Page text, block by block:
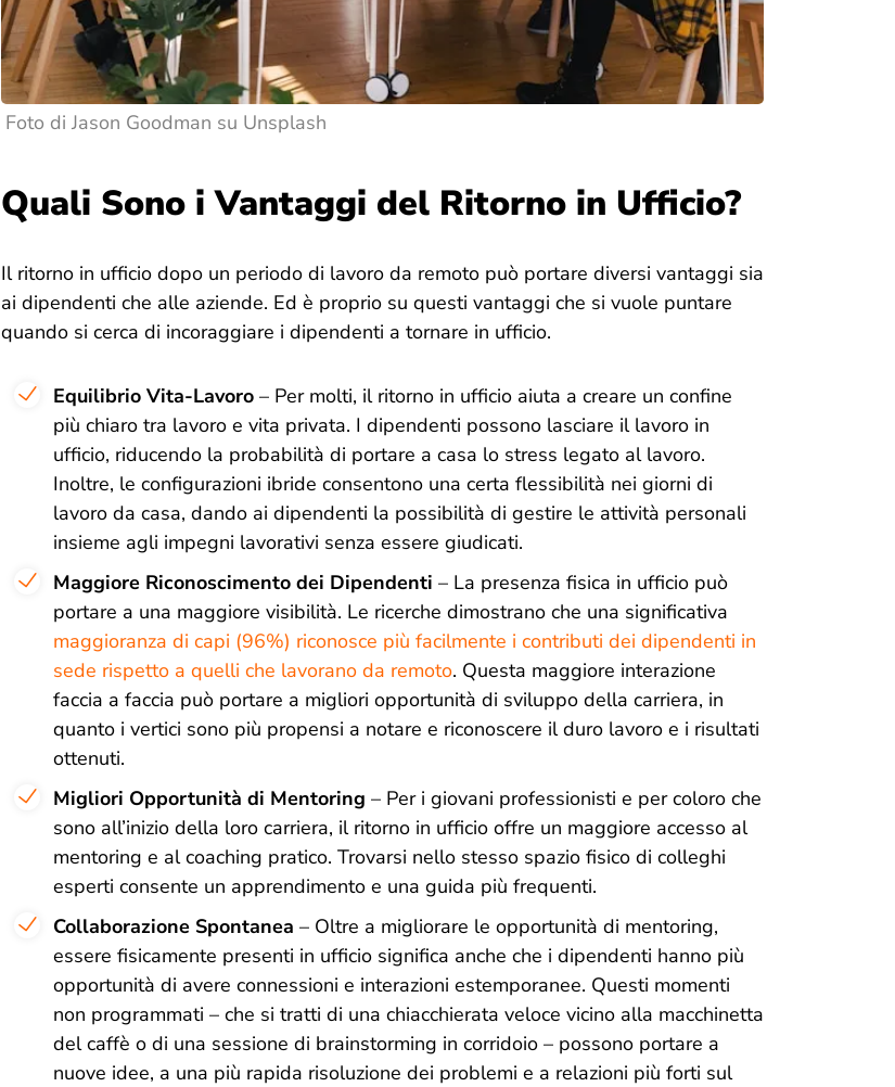
Foto di Jason Goodman su Unsplash
Quali Sono i Vantaggi del Ritorno in Ufficio?
Il ritorno in ufficio dopo un periodo di lavoro da remoto può portare diversi vantaggi sia
ai dipendenti che alle aziende. Ed è proprio su questi vantaggi che si vuole puntare
quando si cerca di incoraggiare i dipendenti a tornare in ufficio.
Equilibrio Vita-Lavoro – Per molti, il ritorno in ufficio aiuta a creare un confine
più chiaro tra lavoro e vita privata. I dipendenti possono lasciare il lavoro in
ufficio, riducendo la probabilità di portare a casa lo stress legato al lavoro.
Inoltre, le configurazioni ibride consentono una certa flessibilità nei giorni di
lavoro da casa, dando ai dipendenti la possibilità di gestire le attività personali
insieme agli impegni lavorativi senza essere giudicati.
Maggiore Riconoscimento dei Dipendenti – La presenza fisica in ufficio può
portare a una maggiore visibilità. Le ricerche dimostrano che una significativa
maggioranza di capi (96%) riconosce più facilmente i contributi dei dipendenti in
sede rispetto a quelli che lavorano da remoto. Questa maggiore interazione
faccia a faccia può portare a migliori opportunità di sviluppo della carriera, in
quanto i vertici sono più propensi a notare e riconoscere il duro lavoro e i risultati
ottenuti.
Migliori Opportunità di Mentoring – Per i giovani professionisti e per coloro che
sono all’inizio della loro carriera, il ritorno in ufficio offre un maggiore accesso al
mentoring e al coaching pratico. Trovarsi nello stesso spazio fisico di colleghi
esperti consente un apprendimento e una guida più frequenti.
Collaborazione Spontanea – Oltre a migliorare le opportunità di mentoring,
essere fisicamente presenti in ufficio significa anche che i dipendenti hanno più
opportunità di avere connessioni e interazioni estemporanee. Questi momenti
non programmati – che si tratti di una chiacchierata veloce vicino alla macchinetta
del caffè o di una sessione di brainstorming in corridoio – possono portare a
nuove idee, a una più rapida risoluzione dei problemi e a relazioni più forti sul